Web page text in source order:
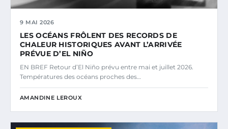
9 MAI 2026
LES OCÉANS FRÔLENT DES RECORDS DE
CHALEUR HISTORIQUES AVANT L’ARRIVÉE
PRÉVUE D’EL NIÑO
EN BREF Retour d’El Niño prévu entre mai et juillet 2026.
Températures des océans proches des…
AMANDINE LEROUX